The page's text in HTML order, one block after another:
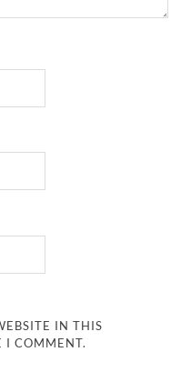
IN THIS
I COMMENT.